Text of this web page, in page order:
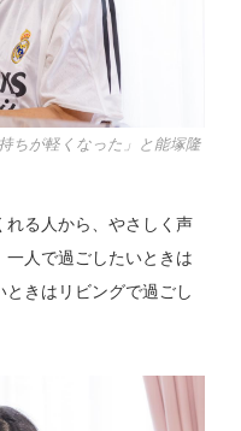
ちが軽くなった」と能塚隆
る人から、やさしく声
人で過ごしたいときは
きはリビングで過ごし